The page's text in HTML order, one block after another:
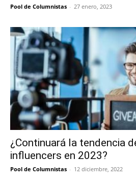
Pool de Columnistas - 27 enero, 2023
¿Continuará la tendencia
influencers en 2023?
Pool de Columnistas - 12 diciembre, 2022